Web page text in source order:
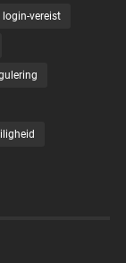
login-vereist